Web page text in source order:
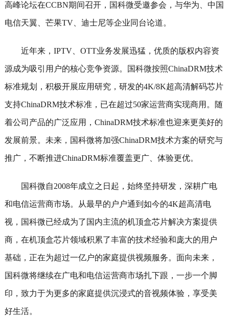
高峰论坛在CCBN期间召开，国科微受邀参会，与华为、中国
电信天翼、芒果TV、迪士尼等企业同台论道。
近年来，IPTV、OTT业务发展迅猛，优质的版权内容资
源成为吸引用户的核心竞争资源。国科微按照ChinaDRM技术
标准规划，积极开展应用研究，研发的4K/8K超高清解码芯片
支持ChinaDRM技术标准，已在超过50家运营商实现商用。随
着公司产品的广泛应用，ChinaDRM技术标准也迎来更美好的
发展前景。未来，国科微将加强ChinaDRM技术方案的研究与
推广，不断推进ChinaDRM标准覆盖更广、体验更优。
国科微自2008年成立之日起，始终坚持研发，深耕广电
和电信运营商市场。从最早的户户通到如今的4K超高清电
视，国科微已经成为了国内主流的机顶盒芯片解决方案提供
商，在机顶盒芯片领域积累了丰富的技术经验和庞大的用户
基础，正在为超过一亿户的家庭提供视频服务。面向未来，
国科微将继续在广电和电信运营商市场扎下跟，一步一个脚
印，致力于为更多的家庭提供沉浸式的音视频体验，享受美
好生活。